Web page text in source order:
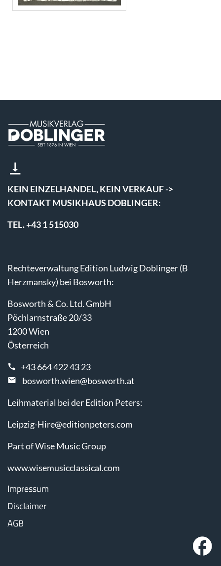
KEIN EINZELHANDEL, KEIN VERKAUF ->
KONTAKT MUSIKHAUS DOBLINGER:
TEL. +43 1 515030
Rechteverwaltung Edition Ludwig Doblinger (B
Herzmansky) bei Bosworth:
Bosworth & Co. Ltd. GmbH
Pöchlarnstraße 20/33
1200 Wien
Österreich
+43 664 422 43 23
bosworth.wien@bosworth.at
Leihmaterial bei der Edition Peters:
Leipzig-Hire@editionpeters.com
Part of Wise Music Group
www.wisemusicclassical.com
Impressum
Disclaimer
AGB